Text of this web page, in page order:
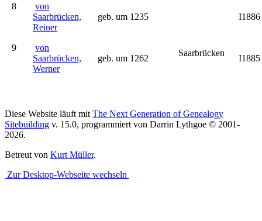
8
von
Saarbrücken,
Reiner
geb. um 1235 I1886
9
von
Saarbrücken,
Werner
geb. um 1262
Saarbrücken
I1885
Diese Website läuft mit The Next Generation of Genealogy
Sitebuilding v. 15.0, programmiert von Darrin Lythgoe © 2001-
2026.
Betreut von Kurt Müller.
Zur Desktop-Webseite wechseln